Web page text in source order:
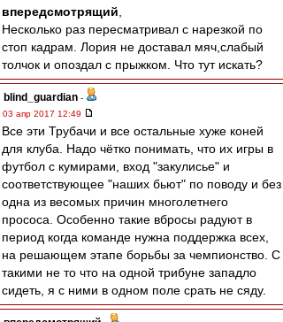
впередсмотрящий
Несколько раз пересматривал с нарезкой по
стоп кадрам. Лория не доставал мяч,слабый
толчок и опоздал с прыжком. Что тут искать?
blind_guardian -
03 апр 2017 12:49
Все эти Трубачи и все остальные хуже коней
для клуба. Надо чётко понимать, что их игры в
футбол с кумирами, вход "закулисье" и
соответствующее "наших бьют" по поводу и без
одна из весомых причин многолетнего
прососа. Особенно такие вбросы радуют в
период когда команде нужна поддержка всех,
на решающем этапе борьбы за чемпионство. С
такими не то что на одной трибуне западло
сидеть, я с ними в одном поле срать не сяду.